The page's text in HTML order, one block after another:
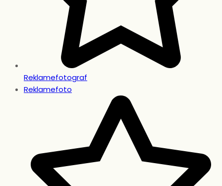
Reklamefotograf
Reklamefoto